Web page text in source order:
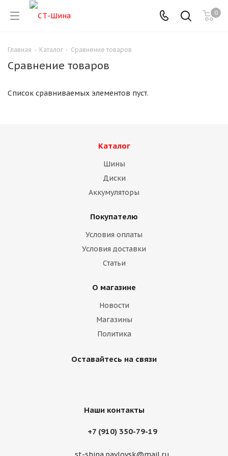
0
Главная - Каталог - Сравнение товаров
Сравнение товаров
Список сравниваемых элементов пуст.
Каталог
Шины
Диски
Аккумуляторы
Покупателю
Условия оплаты
Условия доставки
Статьи
О магазине
Новости
Магазины
Политика
Оставайтесь на связи
Наши контакты
+7 (910) 350-79-19